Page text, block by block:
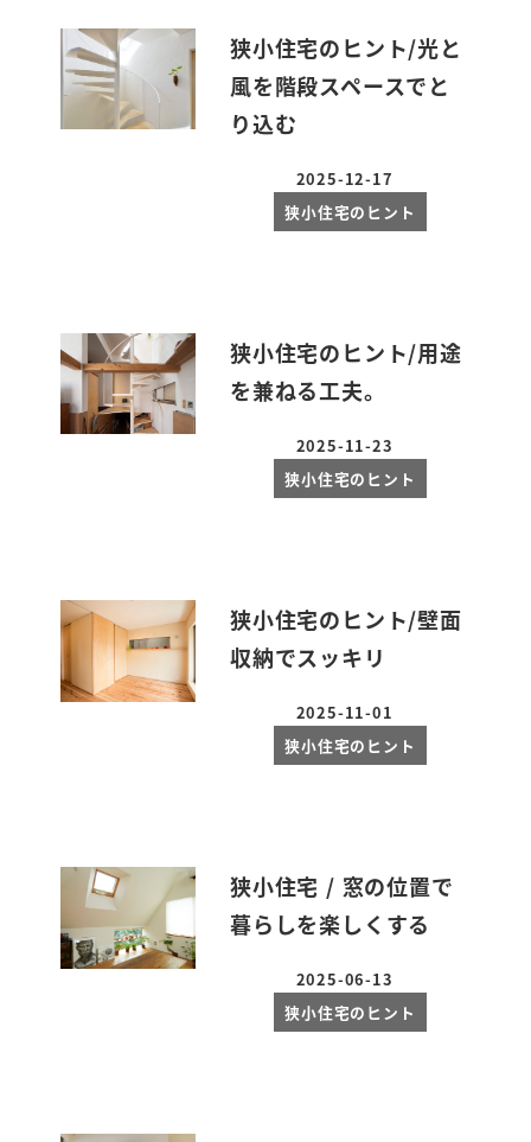
狭小住宅のヒント/光と
風を階段スペースでと
り込む
投稿日
2025-12-17
狭小住宅のヒント
狭小住宅のヒント/用途
を兼ねる工夫。
投稿日
2025-11-23
狭小住宅のヒント
狭小住宅のヒント/壁面
収納でスッキリ
投稿日
2025-11-01
狭小住宅のヒント
狭小住宅 / 窓の位置で
暮らしを楽しくする
投稿日
2025-06-13
狭小住宅のヒント